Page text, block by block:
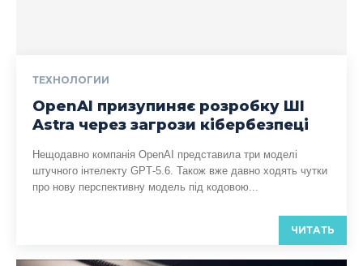
ТЕХНОЛОГИИ
OpenAI призупиняє розробку ШІ
Astra через загрози кібербезпеці
Нещодавно компанія OpenAI представила три моделі
штучного інтелекту GPT‑5.6. Також вже давно ходять чутки
про нову перспективну модель під кодовою...
ЧИТАТЬ